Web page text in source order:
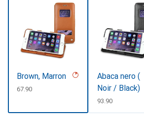
Brown, Marron
CHF
67.90
Abaca nero (
Noir / Black)
CHF
93.90